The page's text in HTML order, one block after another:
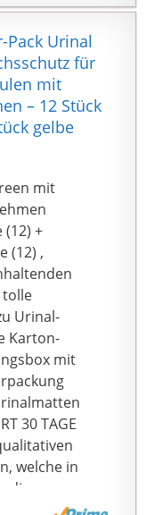
eine
zu
Ihren
Vorlieben
Urinal
bei
Das
sogar in
Toilette
eine
hat
dass es
-
auch
können
-
hohen
Mini
Das
aus
einem
Abgang
und mit
Oben.
Urinal
für
mit
– 12 Stück
gelbe
mit
(12) +
(12) ,
tolle
Urinal-
Karton-
mit
30 TAGE
welche in